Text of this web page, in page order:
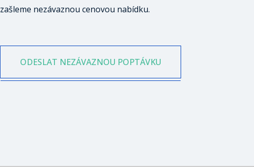
zašleme nezávaznou cenovou nabídku.
ODESLAT NEZÁVAZNOU POPTÁVKU